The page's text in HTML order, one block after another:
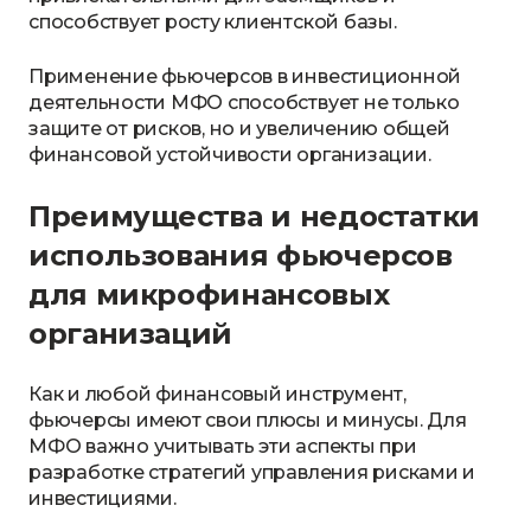
способствует росту клиентской базы.
Применение фьючерсов в инвестиционной
деятельности МФО способствует не только
защите от рисков, но и увеличению общей
финансовой устойчивости организации.
Преимущества и недостатки
использования фьючерсов
для микрофинансовых
организаций
Как и любой финансовый инструмент,
фьючерсы имеют свои плюсы и минусы. Для
МФО важно учитывать эти аспекты при
разработке стратегий управления рисками и
инвестициями.